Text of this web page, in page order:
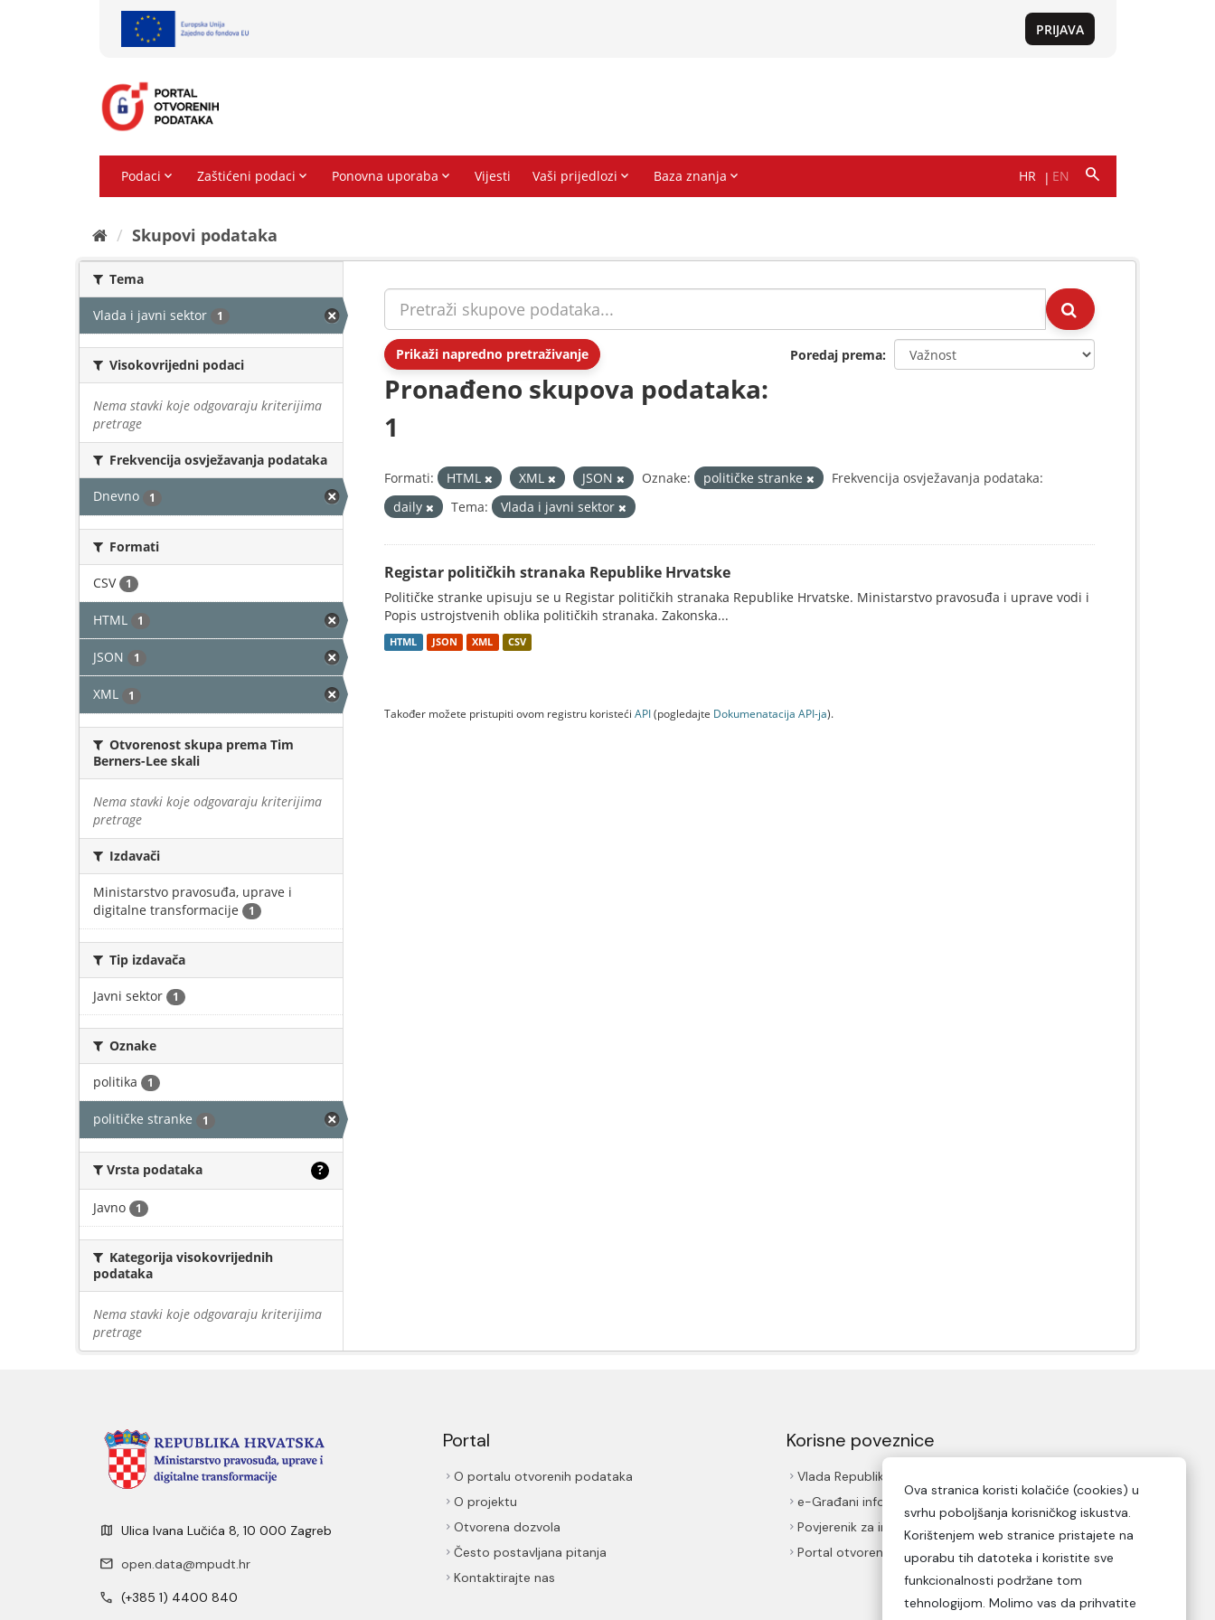
Skupovi podаtаkа
Tema
Vlada i javni sektor 1
Visokovrijedni podaci
Nema stavki koje odgovaraju kriterijima
pretrage
Frekvencija osvježavanja podataka
Dnevno 1
Formati
CSV 1
HTML 1
JSON 1
XML 1
Otvorenost skupa prema Tim
Berners-Lee skali
Nema stavki koje odgovaraju kriterijima
pretrage
Izdavači
Ministarstvo pravosuđa, uprave i
digitalne transformacije
1
Tip izdavača
Javni sektor 1
Oznake
politika 1
političke stranke 1
Vrsta podataka ?
Javno 1
Kategorija visokovrijednih
podataka
Nema stavki koje odgovaraju kriterijima
pretrage
Prikaži napredno pretraživanje Poredaj prema
Pronađeno skupova podataka:
1
Formati: HTML XML JSON Oznake: političke stranke
Frekvencija osvježavanja podataka:
daily
Tema: Vlada i javni sektor
Registar političkih stranaka Republike Hrvatske
Političke stranke upisuju se u Registar političkih stranaka Republike Hrvatske. Ministarstvo pravosuđa i uprave vodi i
Popis ustrojstvenih oblika političkih stranaka. Zakonska...
HTML JSON XML CSV
Također možete pristupiti ovom registru koristeći API(pogledajte Dokumenаtаcijа API-jа).